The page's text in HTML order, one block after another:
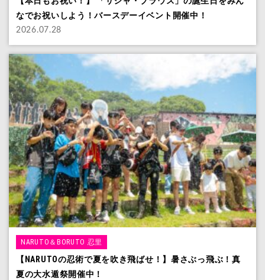
なでお祝いしよう！バースデーイベント開催中！
2026.07.28
NARUTO＆BORUTO 忍里
【NARUTOの忍術で夏を吹き飛ばせ！】暑さぶっ飛ぶ！真
夏の大水遁祭開催中！